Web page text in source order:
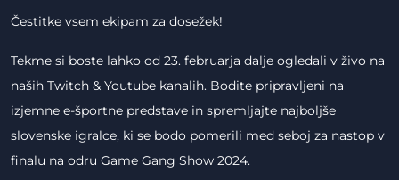
Čestitke vsem ekipam za dosežek!
Tekme si boste lahko od 23. februarja dalje ogledali v živo na
naših Twitch & Youtube kanalih. Bodite pripravljeni na
izjemne e-športne predstave in spremljajte najboljše
slovenske igralce, ki se bodo pomerili med seboj za nastop v
finalu na odru Game Gang Show 2024.